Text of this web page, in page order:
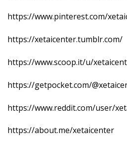
https://www.pinterest.com/
https://xetaicenter.tumblr.com/
https://www.scoop.it/u/
https://getpocket.com/
https://www.reddit.com/user/
https://about.me/xetaicenter